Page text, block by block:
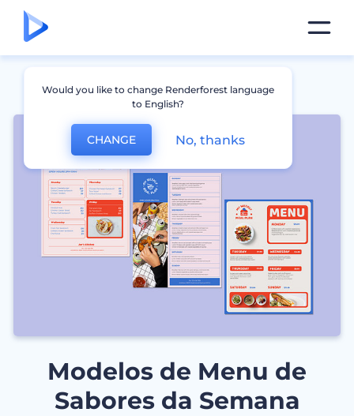
Modelos de Menu de
Sabores da Semana
Would you like to change Renderforest language
to English?
CHANGE No, thanks